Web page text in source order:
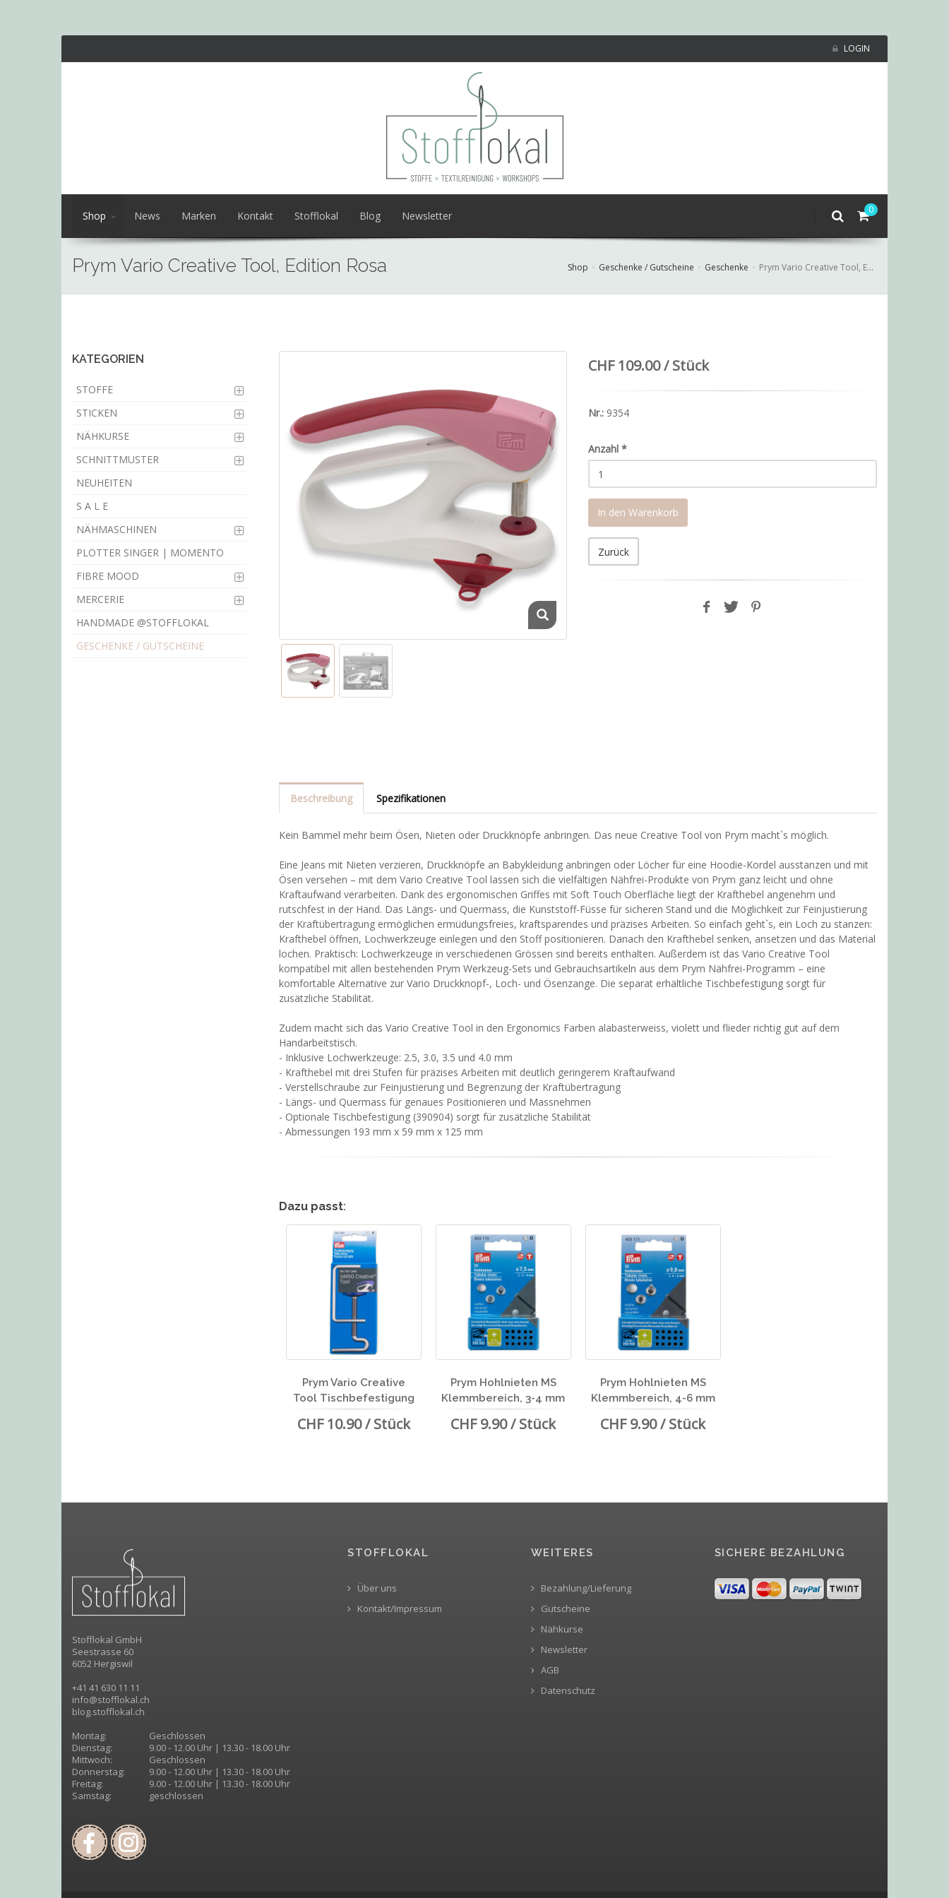
LOGIN
0
Shop News Marken Kontakt Stofflokal Blog Newsletter
Prym Vario Creative Tool, Edition Rosa Shop Geschenke / Gutscheine Geschenke Prym Vario Creative Tool, Edition Rosa
KATEGORIEN
STOFFE
STICKEN
NÄHKURSE
SCHNITTMUSTER
NEUHEITEN
S A L E
NÄHMASCHINEN
PLOTTER SINGER | MOMENTO
FIBRE MOOD
MERCERIE
HANDMADE @STOFFLOKAL
GESCHENKE / GUTSCHEINE
CHF 109.00 / Stück
Nr.: 9354
Anzahl *
In den Warenkorb
Zurück
Beschreibung Spezifikationen
Kein Bammel mehr beim Ösen, Nieten oder Druckknöpfe anbringen. Das neue Creative Tool von Prym macht`s möglich.
Eine Jeans mit Nieten verzieren, Druckknöpfe an Babykleidung anbringen oder Löcher für eine Hoodie-Kordel ausstanzen und mit
Ösen versehen – mit dem Vario Creative Tool lassen sich die vielfältigen Nähfrei-Produkte von Prym ganz leicht und ohne
Kraftaufwand verarbeiten. Dank des ergonomischen Griffes mit Soft Touch Oberfläche liegt der Krafthebel angenehm und
rutschfest in der Hand. Das Längs- und Quermass, die Kunststoff-Füsse für sicheren Stand und die Möglichkeit zur Feinjustierung
der Kraftübertragung ermöglichen ermüdungsfreies, kraftsparendes und präzises Arbeiten. So einfach geht`s, ein Loch zu stanzen:
Krafthebel öffnen, Lochwerkzeuge einlegen und den Stoff positionieren. Danach den Krafthebel senken, ansetzen und das Material
lochen. Praktisch: Lochwerkzeuge in verschiedenen Grössen sind bereits enthalten. Außerdem ist das Vario Creative Tool
kompatibel mit allen bestehenden Prym Werkzeug-Sets und Gebrauchsartikeln aus dem Prym Nähfrei-Programm – eine
komfortable Alternative zur Vario Druckknopf-, Loch- und Ösenzange. Die separat erhältliche Tischbefestigung sorgt für
zusätzliche Stabilität.
Zudem macht sich das Vario Creative Tool in den Ergonomics Farben alabasterweiss, violett und flieder richtig gut auf dem
Handarbeitstisch.
- Inklusive Lochwerkzeuge: 2.5, 3.0, 3.5 und 4.0 mm
- Krafthebel mit drei Stufen für präzises Arbeiten mit deutlich geringerem Kraftaufwand
- Verstellschraube zur Feinjustierung und Begrenzung der Kraftübertragung
- Längs- und Quermass für genaues Positionieren und Massnehmen
- Optionale Tischbefestigung (390904) sorgt für zusätzliche Stabilität
- Abmessungen 193 mm x 59 mm x 125 mm
Dazu passt:
Prym Vario Creative
Tool Tischbefestigung
CHF 10.90 / Stück
Prym Hohlnieten MS
Klemmbereich, 3-4 mm
CHF 9.90 / Stück
Prym Hohlnieten MS
Klemmbereich, 4-6 mm
CHF 9.90 / Stück
Stofflokal GmbH
Seestrasse 60
6052 Hergiswil
+41 41 630 11 11
info@stofflokal.ch
blog.stofflokal.ch
Montag:
Geschlossen
Dienstag:
9.00 - 12.00 Uhr | 13.30 - 18.00 Uhr
Mittwoch:
Geschlossen
Donnerstag:
9.00 - 12.00 Uhr | 13.30 - 18.00 Uhr
Freitag:
9.00 - 12.00 Uhr | 13.30 - 18.00 Uhr
Samstag:
geschlossen
STOFFLOKAL
Über uns
Kontakt/Impressum
WEITERES
Bezahlung/Lieferung
Gutscheine
Nähkurse
Newsletter
AGB
Datenschutz
SICHERE BEZAHLUNG